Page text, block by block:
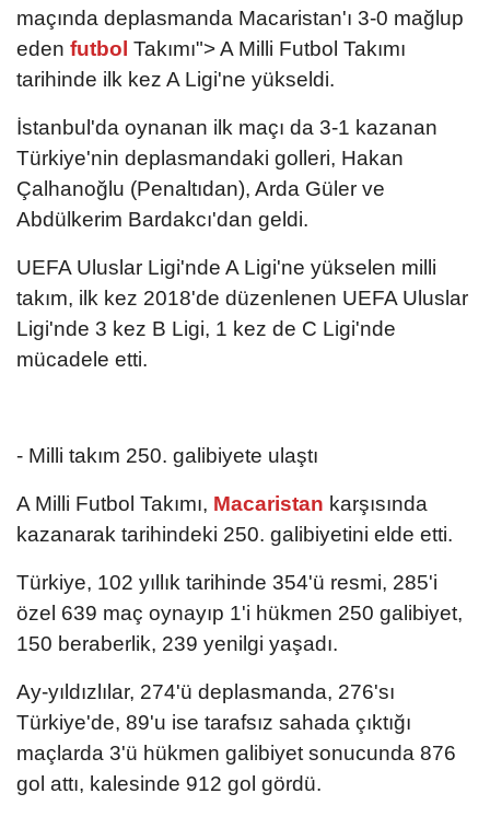
maçında deplasmanda Macaristan'ı 3-0 mağlup
eden futbol Takımı"> A Milli Futbol Takımı
tarihinde ilk kez A Ligi'ne yükseldi.
İstanbul'da oynanan ilk maçı da 3-1 kazanan
Türkiye'nin deplasmandaki golleri, Hakan
Çalhanoğlu (Penaltıdan), Arda Güler ve
Abdülkerim Bardakcı'dan geldi.
UEFA Uluslar Ligi'nde A Ligi'ne yükselen milli
takım, ilk kez 2018'de düzenlenen UEFA Uluslar
Ligi'nde 3 kez B Ligi, 1 kez de C Ligi'nde
mücadele etti.
- Milli takım 250. galibiyete ulaştı
A Milli Futbol Takımı, Macaristan karşısında
kazanarak tarihindeki 250. galibiyetini elde etti.
Türkiye, 102 yıllık tarihinde 354'ü resmi, 285'i
özel 639 maç oynayıp 1'i hükmen 250 galibiyet,
150 beraberlik, 239 yenilgi yaşadı.
Ay-yıldızlılar, 274'ü deplasmanda, 276'sı
Türkiye'de, 89'u ise tarafsız sahada çıktığı
maçlarda 3'ü hükmen galibiyet sonucunda 876
gol attı, kalesinde 912 gol gördü.